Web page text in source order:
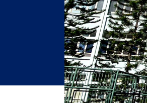
校園動態
學與教
學生發展